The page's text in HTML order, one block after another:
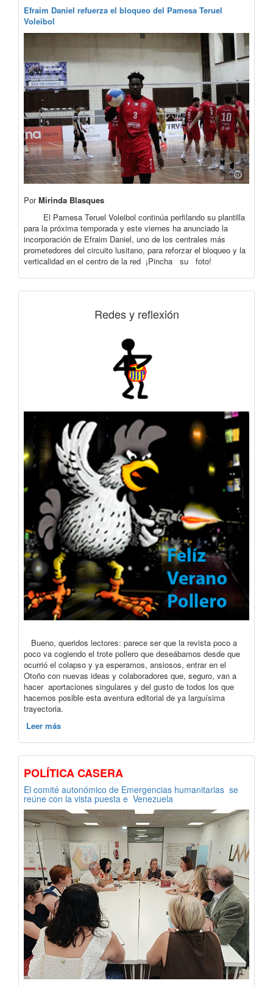
Efraim Daniel refuerza el bloqueo del Pamesa Teruel
Voleibol
PorMirinda Blasques
El Pamesa Teruel Voleibol continúa perfilando su plantilla
para la próxima temporada y este viernes ha anunciado la
incorporación de Efraim Daniel, uno de los centrales más
prometedores del circuito lusitano, para reforzar el bloqueo y la
verticalidad en el centro de la red ¡Pincha su foto!
Redes y reflexión
Bueno, queridos lectores: parece ser que la revista poco a
poco va cogiendo el trote pollero que deseábamos desde que
ocurrió el colapso y ya esperamos, ansiosos, entrar en el
Otoño con nuevas ideas y colaboradores que, seguro, van a
hacer aportaciones singulares y del gusto de todos los que
hacemos posible esta aventura editorial de ya larguísima
trayectoria.
Leer más
POLÍTICA CASERA
El comité autonómico de Emergencias humanitarias se
reúne con la vista puesta e Venezuela